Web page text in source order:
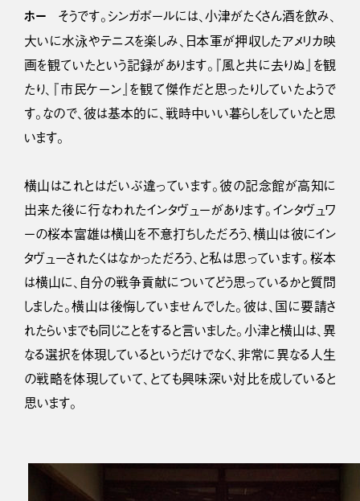
ホー そうです。シンガポールには、小津がたくさん酒を飲み、
大いに水泳やテニスを楽しみ、日本軍が押収したアメリカ映
画を観ていたという記録があります。『風と共に去りぬ』を観
たり、『市民ケーン』を観て傑作だと思ったりしていたようで
す。なので、彼は基本的に、戦時中いい暮らしをしていたと思
います。
横山はこれとはだいぶ違っています。彼の記念館が高知に
出来た後に行なわれたインタヴューがあります。インタヴュワ
ーの桜本富雄は横山を不意打ちしただろう、横山は彼にイン
タヴューされたくはなかっただろう、と私は思っています。桜本
は横山に、自分の戦争貢献についてどう思っているかと質問
しました。横山は後悔していませんでした。彼は、国に要請さ
れたらいまでも同じことをすると言いました。小津と横山は、異
なる選択を体現しているというだけでなく、非常に異なる人生
の戦略を体現していて、とても興味深い対比を成していると
思います。